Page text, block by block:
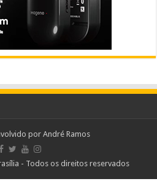
por André Ramos
- Todos os direitos reservados